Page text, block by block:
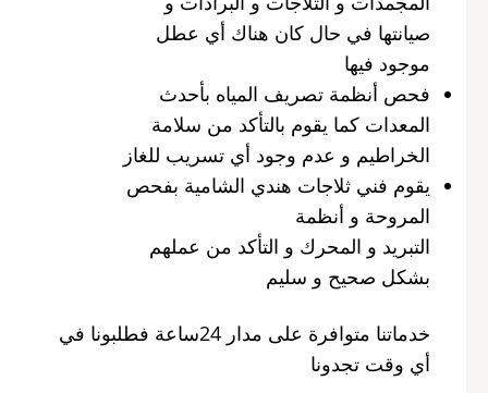
صيانتها في حال كان هناك أي عطل
موجود فيها
فحص أنظمة تصريف المياه بأحدث
المعدات كما يقوم بالتأكد من سلامة
الخراطيم و عدم وجود أي تسريب للغاز
يقوم فني ثلاجات هندي الشامية بفحص
المروحة و أنظمة
التبريد و المحرك و التأكد من عملهم
بشكل صحيح و سليم
خدماتنا متوافرة على مدار 24ساعة فطلبونا في
أي وقت تجدونا